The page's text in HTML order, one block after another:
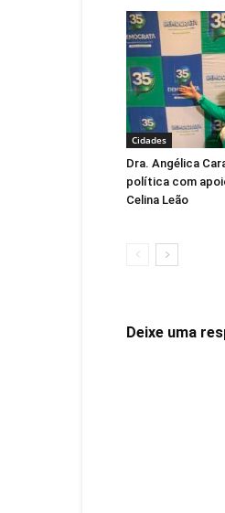
Cidades
Dra. Angélica
política com
Celina Leão
Deixe uma